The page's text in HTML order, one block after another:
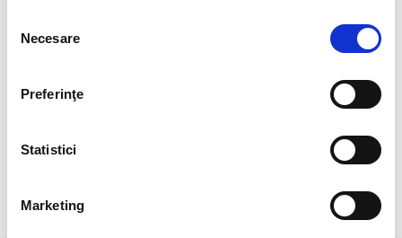
consimțământului
Necesare
Preferinţe
Statistici
Marketing
Culoarea poate diferi usor, in functie de rezolutia monitorului
Pozele sunt realizate cu aparat profesionist sub lumina albă.
RECENZII CLIENTI